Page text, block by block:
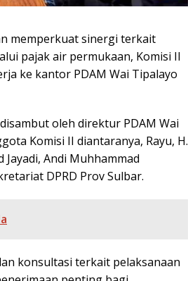
memperkuat sinergi terkait
pajak air permukaan, Komisi II
ke kantor PDAM Wai Tipalayo
oleh direktur PDAM Wai
Komisi II diantaranya, Rayu, H.
Jayadi, Andi Muhhammad
DPRD Prov Sulbar.
konsultasi terkait pelaksanaan